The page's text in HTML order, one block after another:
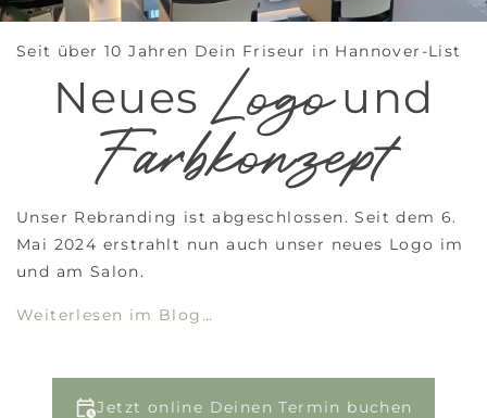
Seit über 10 Jahren Dein Friseur in Hannover-List
Neues Logound
Farbkonzept
Unser Rebranding ist abgeschlossen. Seit dem 6.
Mai 2024 erstrahlt nun auch unser neues Logo im
und am Salon.
Weiterlesen im Blog…
Jetzt online Deinen Termin buchen